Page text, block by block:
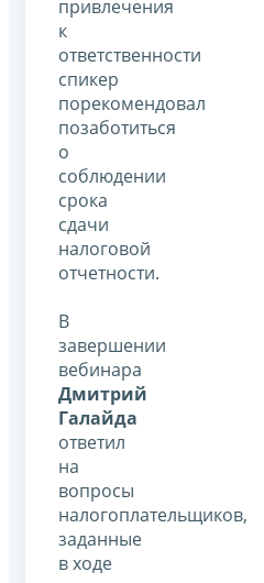
привлечения
к
ответственности
спикер
порекомендовал
позаботиться
о
соблюдении
срока
сдачи
налоговой
отчетности.
В
завершении
вебинара
Дмитрий
Галайда
ответил
на
вопросы
налогоплательщиков,
заданные
в ходе